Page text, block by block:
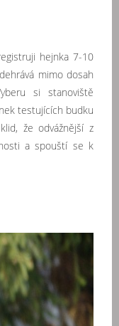
hejnka 7-10
mimo dosah
si stanoviště
testujících budku
že odvážnější z
a spouští se k